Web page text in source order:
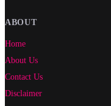
ABOUT
Home
About Us
Contact Us
Disclaimer